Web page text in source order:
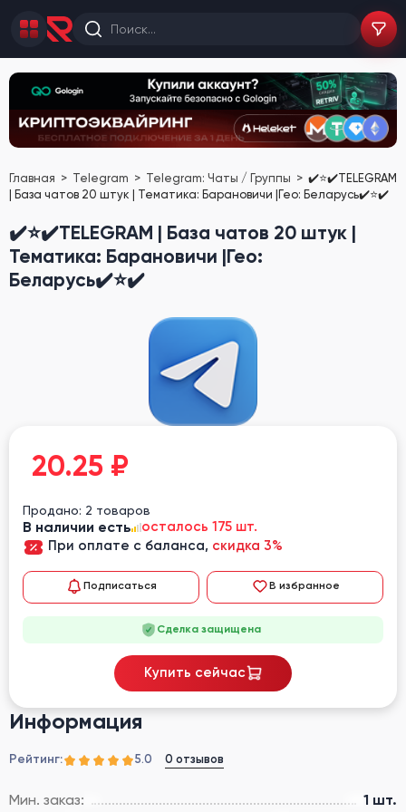
Главная Telegram Telegram: Чаты / Группы
✔️⭐✔️TELEGRAM
| База чатов 20 штук | Тематика: Барановичи |Гео: Беларусь✔️⭐✔️
✔️⭐✔️TELEGRAM | База чатов 20 штук |
Тематика: Барановичи |Гео:
Беларусь✔️⭐✔️
Информация
Рейтинг: 5.0 0 отзывов
Мин. заказ:
1 шт.
20.25 ₽
Продано: 2 товаров
В наличии есть
осталось 175 шт.
При оплате с баланса, скидка 3%
Подписаться В избранное
Сделка защищена
Купить сейчас